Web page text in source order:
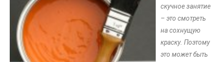
скучное занятие
– это смотреть
на сохнущую
краску. Поэтому
это может быть